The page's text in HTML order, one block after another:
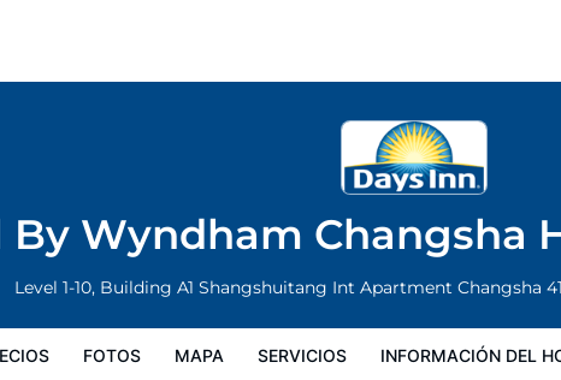
By Wyndham Changsha
Level 1-10, Building A1 Shangshuitang Int Apartment Changsha
FOTOS MAPA SERVICIOS INFORMACIÓN DEL